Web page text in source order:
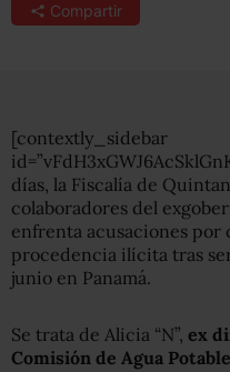
Compartir
[contextly_sidebar
días, la Fiscalía de
colaboradores del
enfrenta acusaciones por
procedencia ilícita tras
junio en Panamá.
Se trata de Alicia “N”, ex
Comisión de Agua